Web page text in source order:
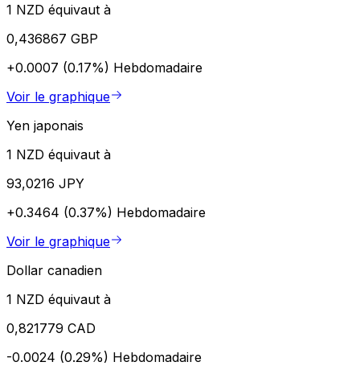
1 NZD équivaut à
0,436867 GBP
+0.0007 (0.17%) Hebdomadaire
Voir le graphique
Yen japonais
1 NZD équivaut à
93,0216 JPY
+0.3464 (0.37%) Hebdomadaire
Voir le graphique
Dollar canadien
1 NZD équivaut à
0,821779 CAD
-0.0024 (0.29%) Hebdomadaire